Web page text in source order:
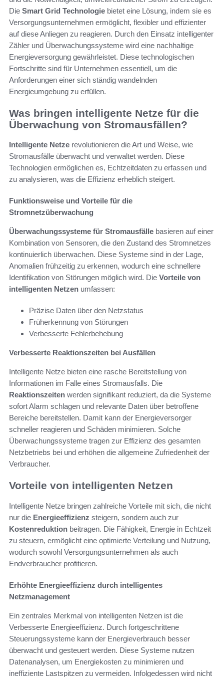
Die Smart Grid Technologie bietet eine Lösung, indem sie es
Versorgungsunternehmen ermöglicht, flexibler und effizienter
auf diese Anliegen zu reagieren. Durch den Einsatz intelligenter
Zähler und Überwachungssysteme wird eine nachhaltige
Energieversorgung gewährleistet. Diese technologischen
Fortschritte sind für Unternehmen essentiell, um die
Anforderungen einer sich ständig wandelnden
Energieumgebung zu erfüllen.
Was bringen intelligente Netze für die
Überwachung von Stromausfällen?
Intelligente Netze revolutionieren die Art und Weise, wie
Stromausfälle überwacht und verwaltet werden. Diese
Technologien ermöglichen es, Echtzeitdaten zu erfassen und
zu analysieren, was die Effizienz erheblich steigert.
Funktionsweise und Vorteile für die
Stromnetzüberwachung
Überwachungssysteme für Stromausfälle basieren auf einer
Kombination von Sensoren, die den Zustand des Stromnetzes
kontinuierlich überwachen. Diese Systeme sind in der Lage,
Anomalien frühzeitig zu erkennen, wodurch eine schnellere
Identifikation von Störungen möglich wird. Die Vorteile von
intelligenten Netzen umfassen:
Präzise Daten über den Netzstatus
Früherkennung von Störungen
Verbesserte Fehlerbehebung
Verbesserte Reaktionszeiten bei Ausfällen
Intelligente Netze bieten eine rasche Bereitstellung von
Informationen im Falle eines Stromausfalls. Die
Reaktionszeiten werden signifikant reduziert, da die Systeme
sofort Alarm schlagen und relevante Daten über betroffene
Bereiche bereitstellen. Damit kann der Energieversorger
schneller reagieren und Schäden minimieren. Solche
Überwachungssysteme tragen zur Effizienz des gesamten
Netzbetriebs bei und erhöhen die allgemeine Zufriedenheit der
Verbraucher.
Vorteile von intelligenten Netzen
Intelligente Netze bringen zahlreiche Vorteile mit sich, die nicht
nur die Energieeffizienz steigern, sondern auch zur
Kostenreduktion beitragen. Die Fähigkeit, Energie in Echtzeit
zu steuern, ermöglicht eine optimierte Verteilung und Nutzung,
wodurch sowohl Versorgungsunternehmen als auch
Endverbraucher profitieren.
Erhöhte Energieeffizienz durch intelligentes
Netzmanagement
Ein zentrales Merkmal von intelligenten Netzen ist die
Verbesserte Energieeffizienz. Durch fortgeschrittene
Steuerungssysteme kann der Energieverbrauch besser
überwacht und gesteuert werden. Diese Systeme nutzen
Datenanalysen, um Energiekosten zu minimieren und
ineffiziente Lastspitzen zu vermeiden. Infolgedessen wird nicht